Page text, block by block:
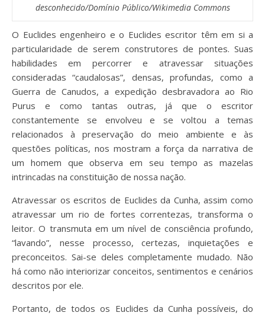
desconhecido/Domínio Público/Wikimedia Commons
O Euclides engenheiro e o Euclides escritor têm em si a
particularidade de serem construtores de pontes. Suas
habilidades em percorrer e atravessar situações
consideradas “caudalosas”, densas, profundas, como a
Guerra de Canudos, a expedição desbravadora ao Rio
Purus e como tantas outras, já que o escritor
constantemente se envolveu e se voltou a temas
relacionados à preservação do meio ambiente e às
questões políticas, nos mostram a força da narrativa de
um homem que observa em seu tempo as mazelas
intrincadas na constituição de nossa nação.
Atravessar os escritos de Euclides da Cunha, assim como
atravessar um rio de fortes correntezas, transforma o
leitor. O transmuta em um nível de consciência profundo,
“lavando”, nesse processo, certezas, inquietações e
preconceitos. Sai-se deles completamente mudado. Não
há como não interiorizar conceitos, sentimentos e cenários
descritos por ele.
Portanto, de todos os Euclides da Cunha possíveis, do